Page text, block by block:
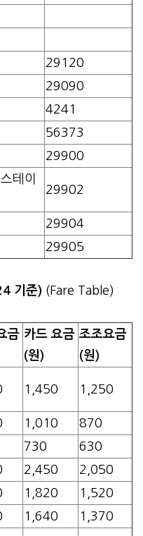
29120
29090
4241
56373
29900
테이
29902
29904
29905
기준) (Fare Table)
금 카드 요금
(원)
조조요금
(원)
1,450 1,250
1,010
870
730
630
2,450
2,050
1,820
1,520
1,640
1,370